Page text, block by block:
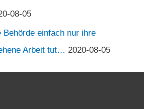
08-05
Behörde einfach nur ihre
Arbeit tut… 2020-08-05